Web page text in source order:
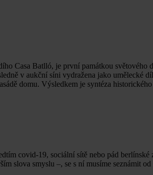
Casa Batlló, je první památkou
v aukční síni vydražena jako umělecké
domu. Výsledkem je syntéza
covid-19, sociální sítě nebo pád
slova smyslu –, se s ní musíme seznámit